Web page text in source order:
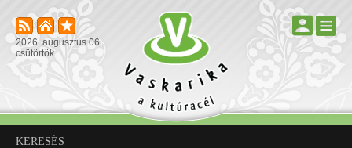
2026. augusztus 06.
csütörtök
KERESÉS